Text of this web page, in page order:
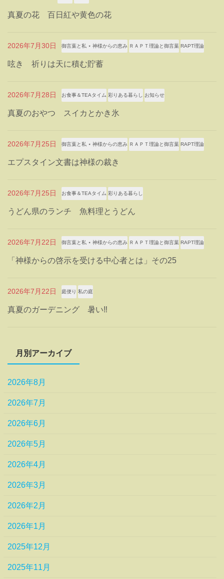
真夏の花 百日紅や黄色の花
2026年7月30日 御言葉と私 ⋆ 神様からの恵み ＲＡＰＴ理論と御言葉 RAPT理論
呟き 祈りは天に積む貯蓄
2026年7月28日 お食事＆TEAタイム 彩りある暮らし お知らせ
真夏のおやつ スイカとかき氷
2026年7月25日 御言葉と私 ⋆ 神様からの恵み ＲＡＰＴ理論と御言葉 RAPT理論
エプスタイン文書は神様の裁き
2026年7月25日 お食事＆TEAタイム 彩りある暮らし
うどん県のランチ 魚料理とうどん
2026年7月22日 御言葉と私 ⋆ 神様からの恵み ＲＡＰＴ理論と御言葉 RAPT理論
「神様からの啓示を受ける中心者とは」その25
2026年7月22日 庭便り 私の庭
真夏のガーデニング 暑い‼
月別アーカイブ
2026年8月
2026年7月
2026年6月
2026年5月
2026年4月
2026年3月
2026年2月
2026年1月
2025年12月
2025年11月